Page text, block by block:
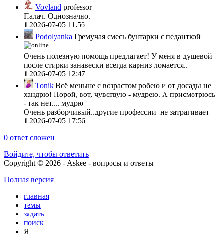
Vovland professor
Палач. Однозначно.
1 2026-07-05 11:56
Podolyanka Гремучая смесь бунтарки с педанткой
Очень полезную помощь предлагает! У меня в душевой
после стирки занавески всегда карниз ломается..
1 2026-07-05 12:47
Tonik Всё меньше с возрастом робею и от досады не
хандрю! Порой, вот, чувствую - мудрею. А присмотрюсь
- так нет.... мудрю
Очень разборчивый..другие профессии не затрагивает
1 2026-07-05 17:56
0 ответ сложен
Войдите, чтобы ответить
Copyright © 2026 - Askee - вопросы и ответы
Полная версия
главная
темы
задать
поиск
Я